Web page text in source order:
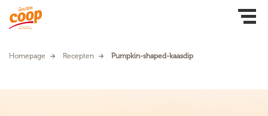
Homepage Recepten Pumpkin-shaped-kaasdip